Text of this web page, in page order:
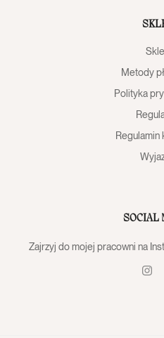
Metody
Polityka
Regulamin
SOCIAL
Zajrzyj do mojej pracowni na